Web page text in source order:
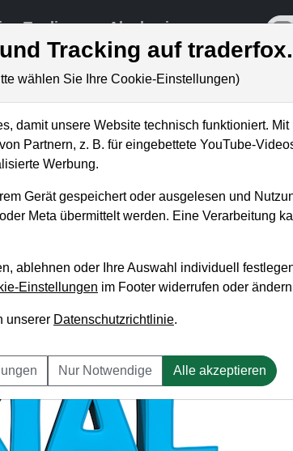
Trading Akademie
Offensive zurück zu
Tracking auf
wählen Sie Ihre Cookie-Einstellungen)
damit unsere Website technisch funktioniert.
Partnern, z. B. für eingebettete YouTube-
Werbung.
Gerät gespeichert oder ausgelesen und
Meta übermittelt werden. Eine Verarbeitung
ablehnen oder Ihre Auswahl individuell
Einstellungen im Footer widerrufen oder
unserer Datenschutzrichtlinie.
Nur Notwendige Alle akzeptieren